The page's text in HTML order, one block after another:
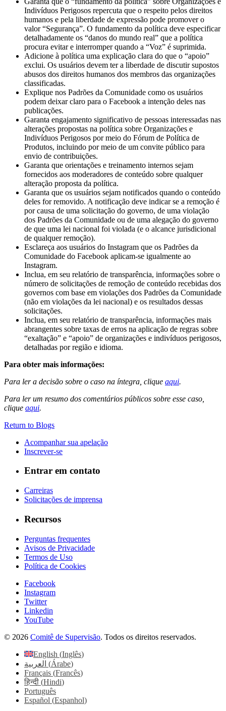
Indivíduos Perigosos repercuta que o respeito pelos direitos
humanos e pela liberdade de expressão pode promover o
valor “Segurança”. O fundamento da política deve especificar
detalhadamente os “danos do mundo real” que a política
procura evitar e interromper quando a “Voz” é suprimida.
Adicione à política uma explicação clara do que o “apoio”
exclui. Os usuários devem ter a liberdade de discutir supostos
abusos dos direitos humanos dos membros das organizações
classificadas.
Explique nos Padrões da Comunidade como os usuários
podem deixar claro para o Facebook a intenção deles nas
publicações.
Garanta engajamento significativo de pessoas interessadas nas
alterações propostas na política sobre Organizações e
Indivíduos Perigosos por meio do Fórum de Política de
Produtos, incluindo por meio de um convite público para
envio de contribuições.
Garanta que orientações e treinamento internos sejam
fornecidos aos moderadores de conteúdo sobre qualquer
alteração proposta da política.
Garanta que os usuários sejam notificados quando o conteúdo
deles for removido. A notificação deve indicar se a remoção é
por causa de uma solicitação do governo, de uma violação
dos Padrões da Comunidade ou de uma alegação do governo
de que uma lei nacional foi violada (e o alcance jurisdicional
de qualquer remoção).
Esclareça aos usuários do Instagram que os Padrões da
Comunidade do Facebook aplicam-se igualmente ao
Instagram.
Inclua, em seu relatório de transparência, informações sobre o
número de solicitações de remoção de conteúdo recebidas dos
governos com base em violações dos Padrões da Comunidade
(não em violações da lei nacional) e os resultados dessas
solicitações.
Inclua, em seu relatório de transparência, informações mais
abrangentes sobre taxas de erros na aplicação de regras sobre
“exaltação” e “apoio” de organizações e indivíduos perigosos,
detalhadas por região e idioma.
Para obter mais informações:
Para ler a decisão sobre o caso na íntegra, clique aqui.
Para ler um resumo dos comentários públicos sobre esse caso,
clique aqui.
Return to Blogs
Acompanhar sua apelação
Inscrever-se
Entrar em contato
Carreiras
Solicitações de imprensa
Recursos
Perguntas frequentes
Avisos de Privacidade
Termos de Uso
Política de Cookies
Facebook
Instagram
Twitter
Linkedin
YouTube
© 2026 Comitê de Supervisão. Todos os direitos reservados.
English (Inglês)
العربية (Árabe)
Français (Francês)
हिन्दी (Hindi)
Português
Español (Espanhol)